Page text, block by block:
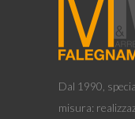
Dal 1990,
misura: